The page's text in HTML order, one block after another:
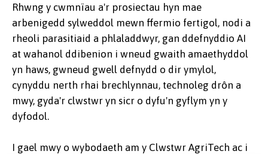
Rhwng y cwmnïau a'r prosiectau hyn mae
arbenigedd sylweddol mewn ffermio fertigol, nodi a
rheoli parasitiaid a phlaladdwyr, gan ddefnyddio AI
at wahanol ddibenion i wneud gwaith amaethyddol
yn haws, gwneud gwell defnydd o dir ymylol,
cynyddu nerth rhai brechlynnau, technoleg drôn a
mwy, gyda'r clwstwr yn sicr o dyfu'n gyflym yn y
dyfodol.
I gael mwy o wybodaeth am y Clwstwr AgriTech ac i